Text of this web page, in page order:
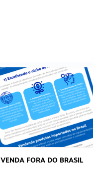
FORA DO BRASIL